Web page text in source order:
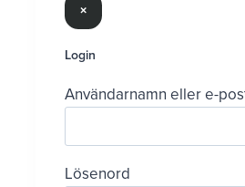
×
Login
Användarnamn eller e-
Lösenord